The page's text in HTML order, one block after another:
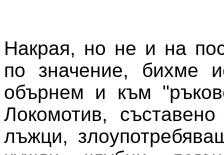
Накрая, но не и на
по значение, бихме
обърнем и към
Локомотив,
лъжци,